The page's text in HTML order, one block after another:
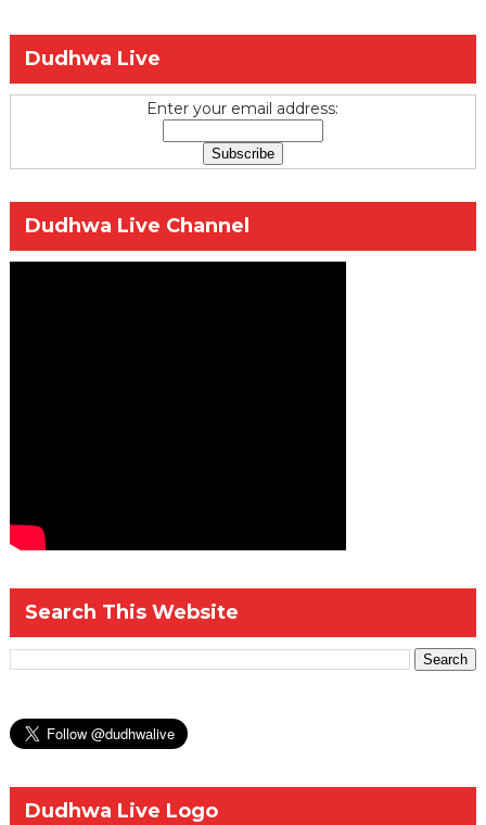
Dudhwa Live
Enter your email address:
Dudhwa Live Channel
Search This Website
Dudhwa Live Logo